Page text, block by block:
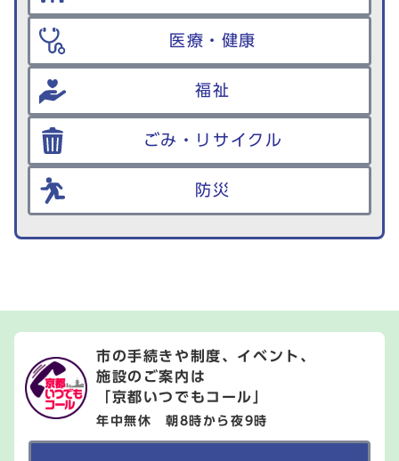
医療・健康
福祉
ごみ・リサイクル
防災
市の手続きや制度、イベント、
施設のご案内は
「京都いつでもコール」
年中無休 朝8時から夜9時